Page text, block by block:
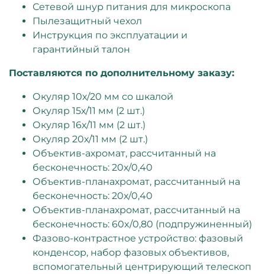
Сетевой шнур питания для микроскопа
Пылезащитный чехол
Инструкция по эксплуатации и
гарантийный талон
Поставляются по дополнительному заказу:
Окуляр 10х/20 мм со шкалой
Окуляр 15х/11 мм (2 шт.)
Окуляр 16х/11 мм (2 шт.)
Окуляр 20х/11 мм (2 шт.)
Объектив-ахромат, рассчитанный на
бесконечность: 20х/0,40
Объектив-планахромат, рассчитанный на
бесконечность: 20х/0,40
Объектив-планахромат, рассчитанный на
бесконечность: 60x/0,80 (подпружиненный)
Фазово-контрастное устройство: фазовый
конденсор, набор фазовых объективов,
вспомогательный центрирующий телескоп